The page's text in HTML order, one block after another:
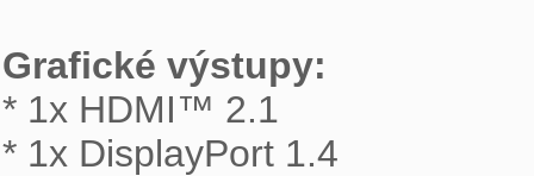
Grafické výstupy:
* 1x HDMI™ 2.1
* 1x DisplayPort 1.4